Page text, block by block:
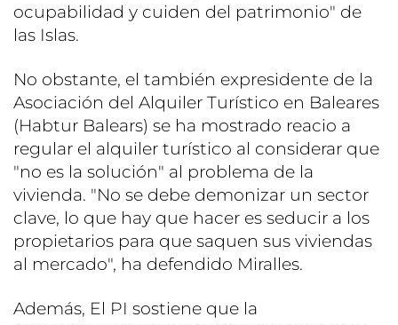
ocupabilidad y cuiden del patrimonio" de
las Islas.
No obstante, el también expresidente de la
Asociación del Alquiler Turístico en Baleares
(Habtur Balears) se ha mostrado reacio a
regular el alquiler turístico al considerar que
"no es la solución" al problema de la
vivienda. "No se debe demonizar un sector
clave, lo que hay que hacer es seducir a los
propietarios para que saquen sus viviendas
al mercado", ha defendido Miralles.
Además, El PI sostiene que la